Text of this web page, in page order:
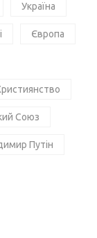
Україна
Європа
Союз
Путін